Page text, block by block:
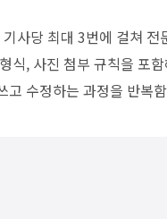
사당 최대 3번에 걸쳐
식, 사진 첨부 규칙을 포
고 수정하는 과정을 반복